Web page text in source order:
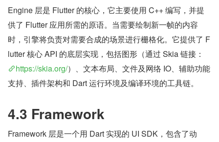
Engine 层是 Flutter 的核心，它主要使用 C++ 编写，并提
供了 Flutter 应用所需的原语。当需要绘制新一帧的内容
时，引擎将负责对需要合成的场景进行栅格化。它提供了 F
lutter 核心 API 的底层实现，包括图形（通过 Skia 链接：
https://skia.org/）、文本布局、文件及网络 IO、辅助功能
支持、插件架构和 Dart 运行环境及编译环境的工具链。
4.3 Framework
Framework 层是一个用 Dart 实现的 UI SDK，包含了动